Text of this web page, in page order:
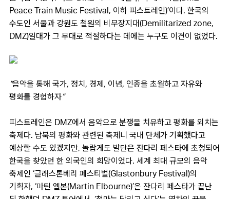
Peace Train Music Festival, 이하 피스트레인)’이다. 한국의
수도인 서울과 강원도 철원의 비무장지대(Demilitarized zone,
DMZ)일대가 그 무대로 적절하다는 데에는 누구도 이견이 없었다.
“음악을 통해 국가, 정치, 경제, 이념, 인종을 초월하고 자유와
평화를 경험하자”
피스트레인은 DMZ에서 음악으로 분쟁을 치유하고 평화를 외치는
축제다. 남북의 평화와 관련된 축제니 국내 단체가 기획했다고
예상할 수도 있겠지만, 놀랍게도 발단은 잔다리 페스타에 초청되어
한국을 찾았던 한 외국인의 희망이었다. 세계 최대 규모의 음악
축제인 ‘글래스톤베리 페스티벌(Glastonbury Festival)의
기획자, ‘마틴 엘본(Martin Elbourne)’은 잔다리 페스타가 끝난